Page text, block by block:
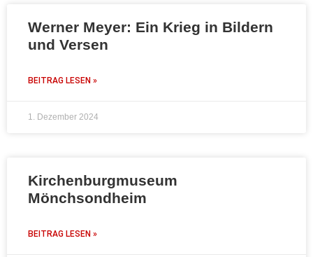
Werner Meyer: Ein Krieg in Bildern
und Versen
BEITRAG LESEN »
1. Dezember 2024
Kirchenburgmuseum
Mönchsondheim
BEITRAG LESEN »